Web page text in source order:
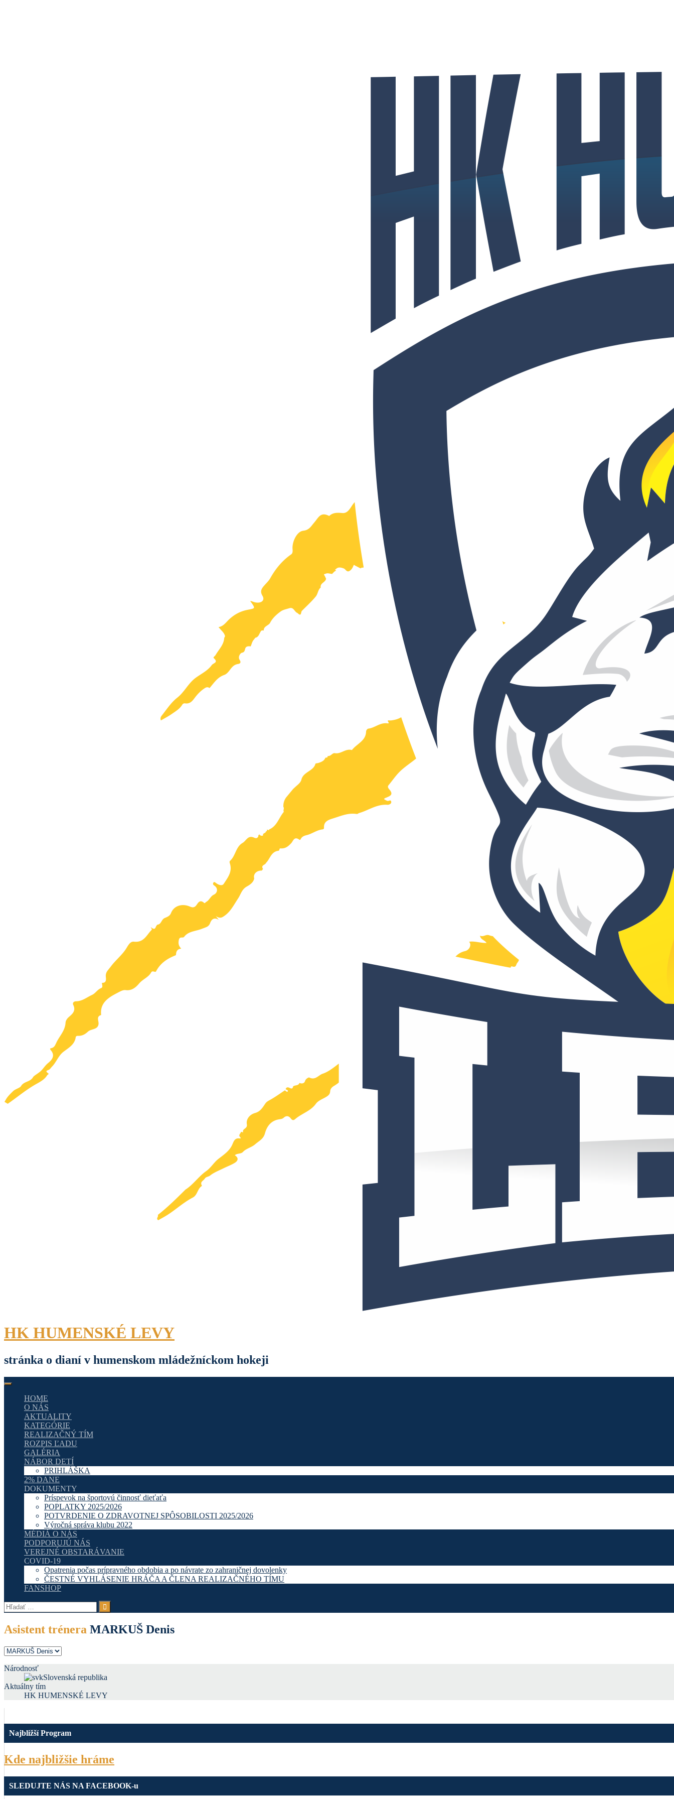
HK HUMENSKÉ LEVY
stránka o dianí v humenskom mládežníckom hokeji
HOME
O NÁS
AKTUALITY
KATEGÓRIE
REALIZAČNÝ TÍM
ROZPIS ĽADU
GALÉRIA
NÁBOR DETÍ
PRIHLÁŠKA
2% DANE
DOKUMENTY
Príspevok na športovú činnosť dieťaťa
POPLATKY 2025/2026
POTVRDENIE O ZDRAVOTNEJ SPÔSOBILOSTI 2025/2026
Výročná správa klubu 2022
MÉDIÁ O NÁS
PODPORUJÚ NÁS
VEREJNÉ OBSTARÁVANIE
COVID-19
Opatrenia počas prípravného obdobia a po návrate zo zahraničnej dovolenky
ČESTNÉ VYHLÁSENIE HRÁČA A ČLENA REALIZAČNÉHO TÍMU
FANSHOP
Hľadať:
Asistent trénera MARKUŠ Denis
Národnosť
Slovenská republika
Aktuálny tím
HK HUMENSKÉ LEVY
Najbližší Program
Kde najbližšie hráme
SLEDUJTE NÁS NA FACEBOOK-u